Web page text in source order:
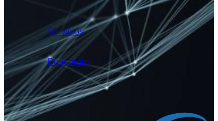
Servicios
Descargas